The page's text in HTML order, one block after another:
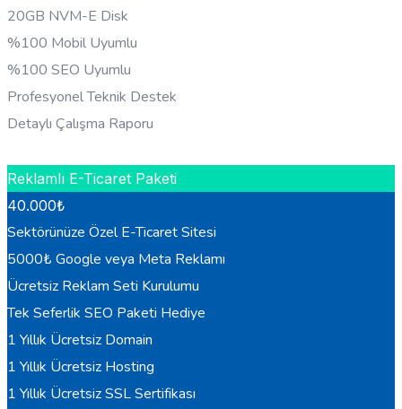
20GB NVM-E Disk
%100 Mobil Uyumlu
%100 SEO Uyumlu
Profesyonel Teknik Destek
Detaylı Çalışma Raporu
Reklamlı E-Ticaret Paketi
40.000₺
Sektörünüze Özel E-Ticaret Sitesi
5000₺ Google veya Meta Reklamı
Ücretsiz Reklam Seti Kurulumu
Tek Seferlik SEO Paketi Hediye
1 Yıllık Ücretsiz Domain
1 Yıllık Ücretsiz Hosting
1 Yıllık Ücretsiz SSL Sertifikası